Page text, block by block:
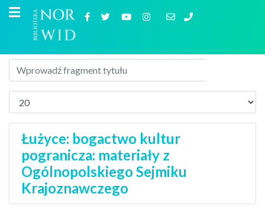
Łużyce: bogactwo kultur
pogranicza: materiały z
Ogólnopolskiego Sejmiku
Krajoznawczego